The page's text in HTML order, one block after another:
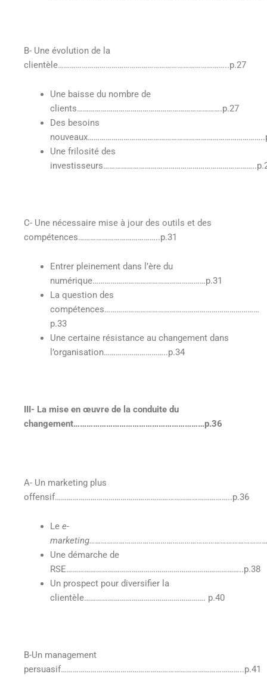
B- Une évolution de la
clientèle…………………………………………………………………………..p.27
Une baisse du nombre de
clients……………………………………………………………….p.27
Des besoins
Une frilosité des
C- Une nécessaire mise à jour des outils et des
compétences…………………………………..p.31
Entrer pleinement dans l’ère du
numérique…………………………………………………p.31
La question des
compétences……………………………………………………………………
p.33
Une certaine résistance au changement dans
l’organisation…………………………..p.34
III- La mise en œuvre de la conduite du
changement……………………………………………………p.36
A- Un marketing plus
offensif……………………………………………………………………………..p.36
Le e-
Une démarche de
RSE……………………………………………………………………………..p.38
Un prospect pour diversifier la
clientèle……………………………………………………. p.40
B-Un management
persuasif………………………………………………………………………………..p.41